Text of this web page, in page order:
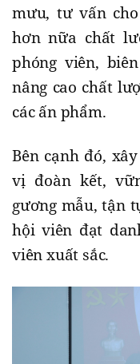
mưu, tư vấn
hơn nữa chất
phóng viên,
nâng cao chất
các ấn phẩm.
Bên cạnh đó,
vị đoàn kết,
gương mẫu, tận
hội viên đạt
viên xuất sắc.